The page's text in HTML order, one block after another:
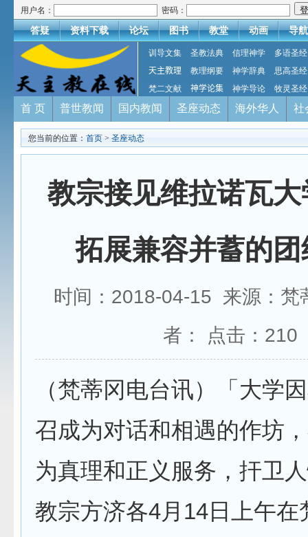
用户名： 密码：
答疑 资料下载 论坛 图书 教堂 动画 导航
训导文集 圣教法典 信理神学
多语圣经
天主教理
教理纲要 神学辞典
思高圣经
梵二文献
神学论集 神学导论 牧灵圣经
首 页 普世教闻 国内教闻 圣座动态 海外华人 社
您当前的位置： 首页 > 圣座动态
教宗接见维拉诺瓦
拓展兼容并蓄的
时间：2018-04-15 来源：
者： 点击： 210
（梵蒂冈电台讯）「大学
召成为对话和相遇的作坊
为真理和正义服务，扞卫
教宗方济各4月14日上午在